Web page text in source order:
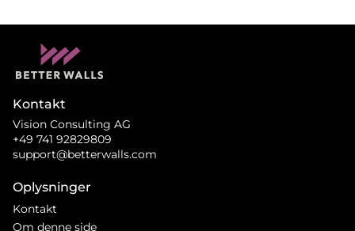
Kontakt
Vision Consulting AG
+49 741 92829809
support@betterwalls.com
Oplysninger
Kontakt
Om denne side